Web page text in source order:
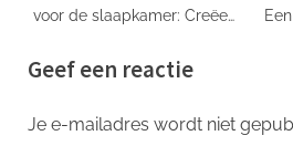
voor de slaapkamer: Creëer
Geef een reactie
Je e-mailadres wordt niet